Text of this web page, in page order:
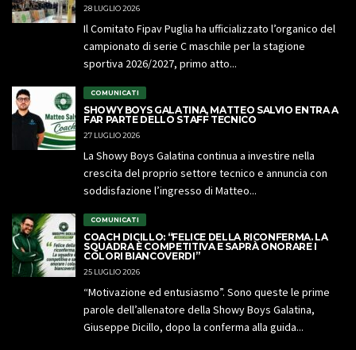
28 LUGLIO 2026
Il Comitato Fipav Puglia ha ufficializzato l’organico del
campionato di serie C maschile per la stagione
sportiva 2026/2027, primo atto...
COMUNICATI
SHOWY BOYS GALATINA, MATTEO SALVIO ENTRA A
FAR PARTE DELLO STAFF TECNICO
27 LUGLIO 2026
La Showy Boys Galatina continua a investire nella
crescita del proprio settore tecnico e annuncia con
soddisfazione l’ingresso di Matteo...
COMUNICATI
COACH DICILLO: “FELICE DELLA RICONFERMA. LA
SQUADRA È COMPETITIVA E SAPRÀ ONORARE I
COLORI BIANCOVERDI”
25 LUGLIO 2026
“Motivazione ed entusiasmo”. Sono queste le prime
parole dell’allenatore della Showy Boys Galatina,
Giuseppe Dicillo, dopo la conferma alla guida...